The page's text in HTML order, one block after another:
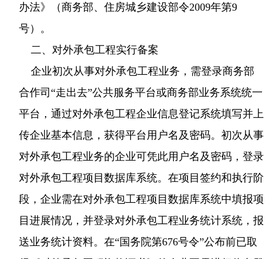
办法》（商务部、住房城乡建设部令2009年第9
号）。
二、对外承包工程实行备案
企业初次从事对外承包工程业务，需登录商务部
合作司“走出去”公共服务平台或商务部业务系统统一
平台，通过对外承包工程企业信息登记系统填写并上
传企业基本信息，获得平台用户名及密码。初次从事
对外承包工程业务的企业可凭此用户名及密码，登录
对外承包工程项目数据库系统。在项目签约和执行阶
段，企业需在对外承包工程项目数据库系统中填报项
目进展情况，并登录对外承包工程业务统计系统，报
送业务统计资料。在“国务院第676号令”公布前已取